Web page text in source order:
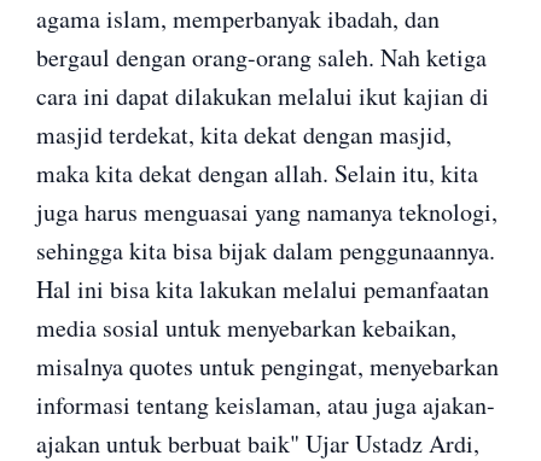
agama islam, memperbanyak ibadah, dan
bergaul dengan orang-orang saleh. Nah ketiga
cara ini dapat dilakukan melalui ikut kajian di
masjid terdekat, kita dekat dengan masjid,
maka kita dekat dengan allah. Selain itu, kita
juga harus menguasai yang namanya teknologi,
sehingga kita bisa bijak dalam penggunaannya.
Hal ini bisa kita lakukan melalui pemanfaatan
media sosial untuk menyebarkan kebaikan,
misalnya quotes untuk pengingat, menyebarkan
informasi tentang keislaman, atau juga ajakan-
ajakan untuk berbuat baik" Ujar Ustadz Ardi,